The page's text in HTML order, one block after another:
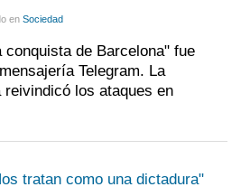
en Sociedad
conquista de Barcelona" fue
Telegram. La
los ataques en